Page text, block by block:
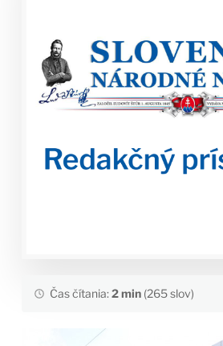
Čas čítania:2 min(265 slov)